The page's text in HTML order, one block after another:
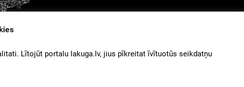
iz augšu
Lītojūt portalu lakuga.lv, jius pīkreitat īvītuotūs seikdatņu